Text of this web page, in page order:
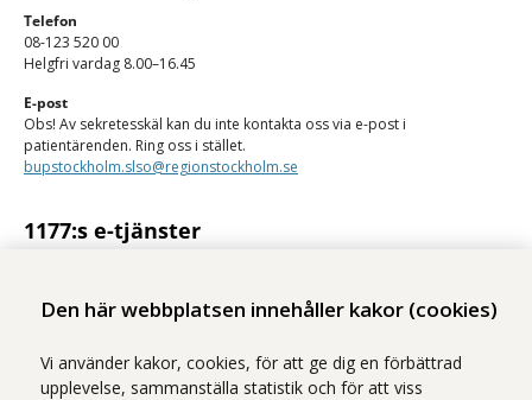
Den här webbplatsen innehåller kakor (cookies)
Vi använder kakor, cookies, för att ge dig en förbättrad
upplevelse, sammanställa statistik och för att viss
Telefon
08-123 520 00
Helgfri vardag 8.00–16.45
E-post
Obs! Av sekretesskäl kan du inte kontakta oss via e-post i
patientärenden. Ring oss i stället.
bupstockholm.slso@regionstockholm.se
1177:s e-tjänster
Logga in på 1177